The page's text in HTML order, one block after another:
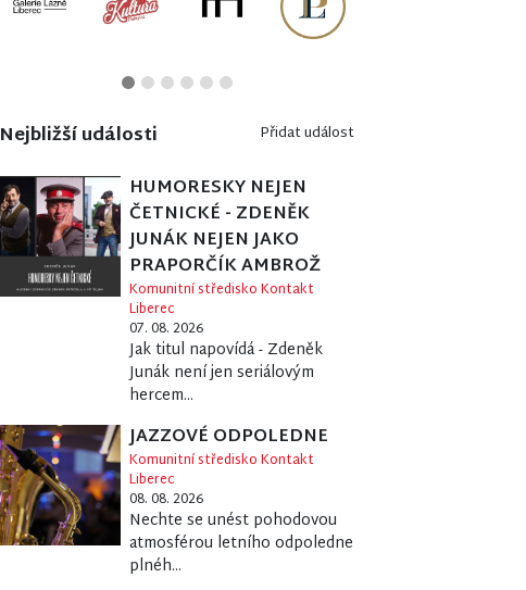
Nejbližší události Přidat událost
HUMORESKY NEJEN
ČETNICKÉ - ZDENĚK
JUNÁK NEJEN JAKO
PRAPORČÍK AMBROŽ
Komunitní středisko Kontakt
Liberec
07. 08. 2026
Jak titul napovídá - Zdeněk
Junák není jen seriálovým
hercem...
JAZZOVÉ ODPOLEDNE
Komunitní středisko Kontakt
Liberec
08. 08. 2026
Nechte se unést pohodovou
atmosférou letního odpoledne
plnéh...